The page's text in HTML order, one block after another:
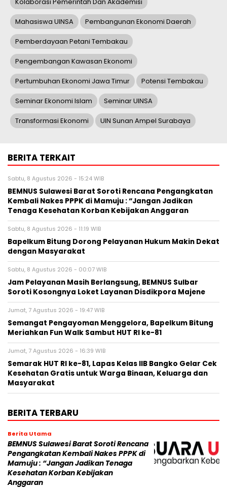
Mahasiswa UINSA Pembangunan Ekonomi Daerah
Pemberdayaan Petani Tembakau
Pengembangan Kawasan Ekonomi
Pertumbuhan Ekonomi Jawa Timur Potensi Tembakau
Seminar Ekonomi Islam Seminar UINSA
Transformasi Ekonomi UIN Sunan Ampel Surabaya
BERITA TERKAIT
Sabtu, 8 Agustus 2026 - 15:24 WIB
BEMNUS Sulawesi Barat Soroti Rencana Pengangkatan
Kembali Nakes PPPK di Mamuju : “Jangan Jadikan
Tenaga Kesehatan Korban Kebijakan Anggaran
Sabtu, 8 Agustus 2026 - 11:19 WIB
Bapelkum Bitung Dorong Pelayanan Hukum Makin Dekat
dengan Masyarakat
Sabtu, 8 Agustus 2026 - 00:07 WIB
Jam Pelayanan Masih Berlangsung, BEMNUS Sulbar
Soroti Kosongnya Loket Layanan Disdikpora Majene
Jumat, 7 Agustus 2026 - 19:47 WIB
Semangat Pengayoman Menggelora, Bapelkum Bitung
Meriahkan Fun Walk Sambut HUT RI ke-81
Jumat, 7 Agustus 2026 - 16:39 WIB
Semarak HUT RI ke-81, Lapas Kelas IIB Bangko Gelar Cek
Kesehatan Gratis untuk Warga Binaan, Keluarga dan
Masyarakat
BERITA TERBARU
Berita Utama
BEMNUS Sulawesi Barat Soroti Rencana
Pengangkatan Kembali Nakes PPPK di
Mamuju : “Jangan Jadikan Tenaga
Kesehatan Korban Kebijakan
Anggaran